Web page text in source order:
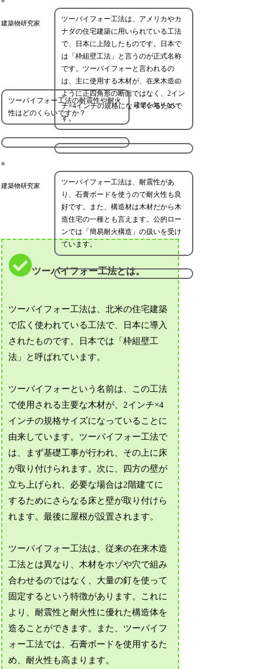
建築物研究家
ツーバイフォー工法は、アメリカやカ
ナダの住宅建築に用いられている工法
で、日本に上陸したものです。日本で
は「枠組壁工法」と言うのが正式名称
です。ツーバイフォーと言われるの
は、主に使用する木材が、在来木造の
ように正四角形の断面ではなく、2イン
チ×4インチの規格になっているためで
す。
建築を知りたい
ツーバイフォー工法の耐震性や耐火
性はどのくらいですか？
建築物研究家
ツーバイフォー工法は、耐震性があ
り、石膏ボードを使うので耐火性も良
好です。また、構造材は木材だから木
造住宅の一種とも言えます。公的ロー
ンでは「簡易耐火構造」の扱いを受け
ています。
ツーバイフォー工法とは。
ツーバイフォー工法は、北米の住宅建築
で広く使われている工法で、日本に導入
されたものです。日本では「枠組壁工
法」と呼ばれています。
ツーバイフォーという名前は、この工法
で使用される主要な木材が、2インチ×4
インチの規格サイズになっていることに
由来しています。ツーバイフォー工法で
は、まず基礎工事が行われ、その上に床
が取り付けられます。次に、四方の壁が
立ち上げられ、必要な場合は2階建てに
するためにさらなる床と壁が取り付けら
れます。最後に屋根が設置されます。
ツーバイフォー工法は、従来の在来木造
工法とは異なり、木材をホゾや穴で組み
合わせるのではなく、大量の釘を使って
固定するという特徴があります。これに
より、耐震性と耐火性に優れた構造体を
造ることができます。また、ツーバイフ
ォー工法では、石膏ボードを使用するた
め、耐火性も高まります。